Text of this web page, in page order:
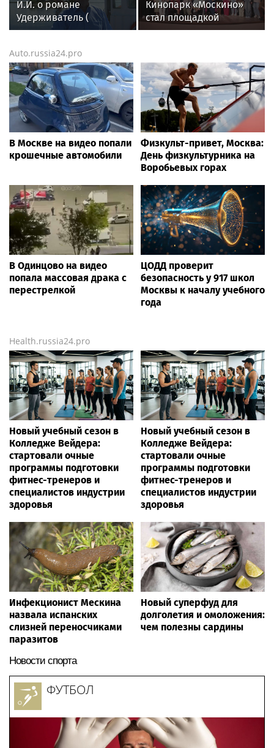
И.И. о романе
Удерживатель (
Удерживающий сейчас
писателя и поэта
Андрея Малышева (
роман опубликован в
2016 г. )
Кинопарк «Москино»
стал площадкой
творческого
Auto.russia24.pro
В Москве на видео попали
крошечные автомобили
Физкульт-привет, Москва:
День физкультурника на
Воробьевых горах
В Одинцово на видео
попала массовая драка с
перестрелкой
ЦОДД проверит
безопасность у 917 школ
Москвы к началу учебного
года
Health.russia24.pro
Новый учебный сезон в
Колледже Вейдера:
стартовали очные
программы подготовки
фитнес-тренеров и
специалистов индустрии
здоровья
Новый учебный сезон в
Колледже Вейдера:
стартовали очные
программы подготовки
фитнес-тренеров и
специалистов индустрии
здоровья
Инфекционист Мескина
назвала испанских
слизней переносчиками
паразитов
Новый суперфуд для
долголетия и омоложения:
чем полезны сардины
Новости спорта
ФУТБОЛ